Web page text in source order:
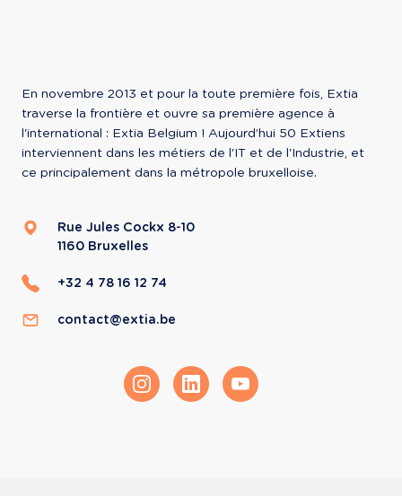
En novembre 2013 et pour la toute première fois, Extia
traverse la frontière et ouvre sa première agence à
l'international : Extia Belgium ! Aujourd’hui 50 Extiens
interviennent dans les métiers de l'IT et de l'Industrie, et
ce principalement dans la métropole bruxelloise.
Rue Jules Cockx 8-10
1160 Bruxelles
+32 4 78 16 12 74
contact@extia.be